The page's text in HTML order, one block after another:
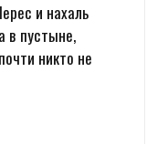
и нахаль
в пустыне,
никто не